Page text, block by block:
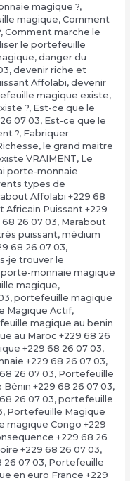
magique ?,
magique, Comment
, Comment marche le
le portefeuille
, danger du
, devenir riche et
Affolabi, devenir
magique existe,
?, Est-ce que le
07 03, Est-ce que le
?, Fabriquer
, le grand maitre
VRAIMENT, Le
porte-monnaie
types de
Affolabi +229 68
Africain Puissant +229
26 07 03, Marabout
puissant, médium
68 26 07 03,
je trouver le
monnaie magique
magique,
, portefeuille magique
Magique Actif,
magique au benin
au Maroc +229 68 26
+229 68 26 07 03,
+229 68 26 07 03,
26 07 03, Portefeuille
+229 68 26 07 03,
26 07 03, portefeuille
, Portefeuille Magique
magique Congo +229
+229 68 26
+229 68 26 07 03,
26 07 03, Portefeuille
en euro France +229